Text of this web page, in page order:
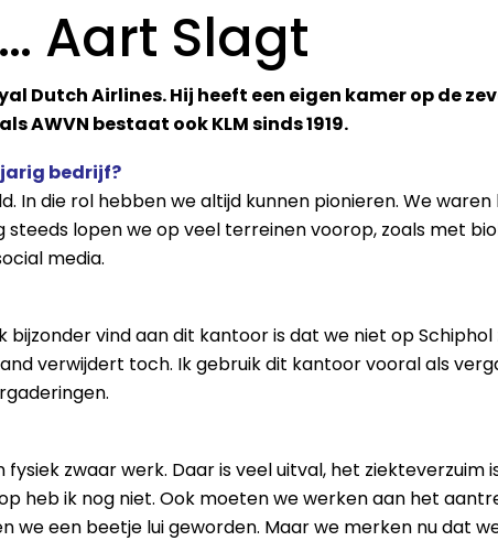
Aart Slagt
Dutch Airlines. Hij heeft een eigen kamer op de
AWVN bestaat ook KLM sinds 1919.
bedrijf?
In die rol hebben we altijd kunnen pionieren. We
lopen we op veel terreinen voorop, zoals met
media.
vind aan dit kantoor is dat we niet op
verwijdert toch. Ik gebruik dit kantoor vooral als
zwaar werk. Daar is veel uitval, het ziekteverzuim
heb ik nog niet. Ook moeten we werken aan het
we een beetje lui geworden. Maar we merken nu dat